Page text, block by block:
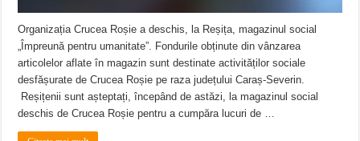
Organizația Crucea Roșie a deschis, la Reșița, magazinul social
„Împreună pentru umanitate”. Fondurile obținute din vânzarea
articolelor aflate în magazin sunt destinate activităților sociale
desfășurate de Crucea Roșie pe raza județului Caraș-Severin.
Reșițenii sunt așteptați, începând de astăzi, la magazinul social
deschis de Crucea Roșie pentru a cumpăra lucuri de …